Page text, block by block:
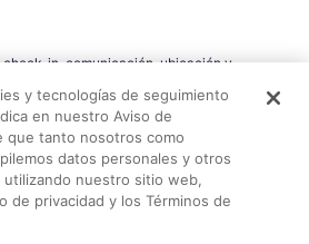
check-in, comunicación, ubicación y
great location, super cute
weekend with girlfriends!! Thank
y tecnologías de seguimiento
en nuestro Aviso de
que tanto nosotros como
datos personales y otros
nuestro sitio web,
de privacidad y los Términos de